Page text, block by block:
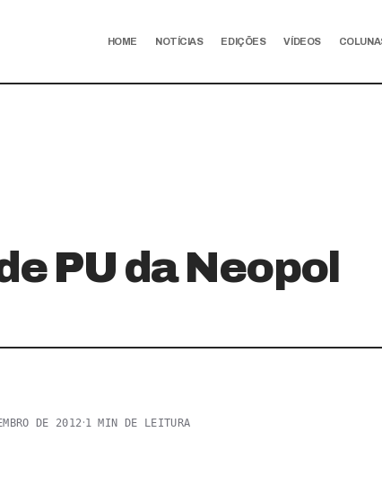
HOME NOTÍCIAS EDIÇÕES VÍDEOS
PU da Neopol
DE 2012·1MIN DE LEITURA